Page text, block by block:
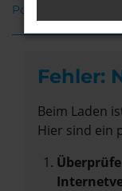
Porsche 718
Fehler:
Beim Laden
Hier sind ein